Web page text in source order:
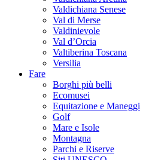
Valdichiana Senese
Val di Merse
Valdinievole
Val d’Orcia
Valtiberina Toscana
Versilia
Fare
Borghi più belli
Ecomusei
Equitazione e Maneggi
Golf
Mare e Isole
Montagna
Parchi e Riserve